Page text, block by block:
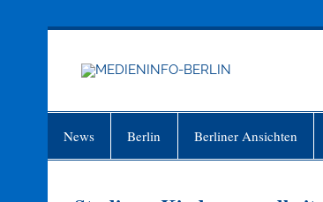
News Berlin Berliner Ansichten